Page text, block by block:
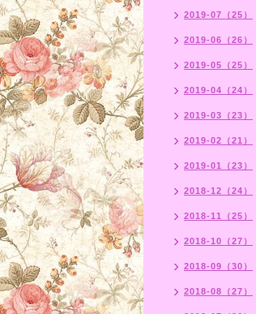
2019-07（25）
2019-06（26）
2019-05（25）
2019-04（24）
2019-03（23）
2019-02（21）
2019-01（23）
2018-12（24）
2018-11（25）
2018-10（27）
2018-09（30）
2018-08（27）